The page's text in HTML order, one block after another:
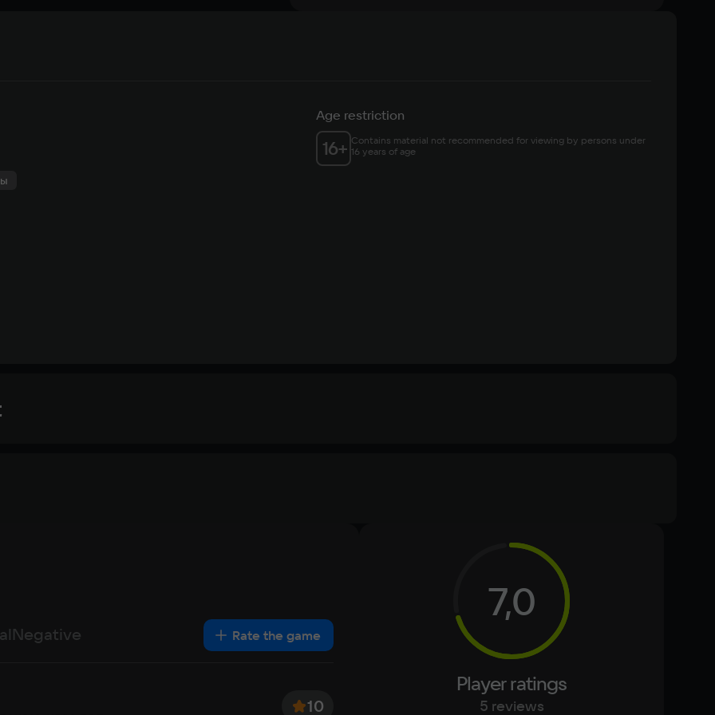
Age restriction
16+ Contains material not recommended for viewing by persons under
16 years of age
16 Гб
75 ГБ
German
Italian
Text
Negative Rate the game
10
7,0
Player ratings
5 reviews